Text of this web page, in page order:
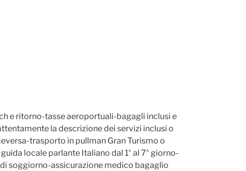
e ritorno-tasse aeroportuali-bagagli inclusi e
la descrizione dei servizi inclusi o
trasporto in pullman Gran Turismo o
locale parlante Italiano dal 1^ al 7^ giorno-
soggiorno-assicurazione medico bagaglio